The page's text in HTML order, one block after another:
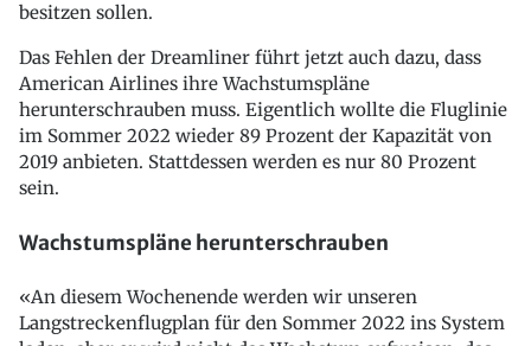
besitzen sollen.
Das Fehlen der Dreamliner führt jetzt auch dazu, dass
American Airlines ihre Wachstumspläne
herunterschrauben muss. Eigentlich wollte die Fluglinie
im Sommer 2022 wieder 89 Prozent der Kapazität von
2019 anbieten. Stattdessen werden es nur 80 Prozent
sein.
Wachstumspläne herunterschrauben
«An diesem Wochenende werden wir unseren
Langstreckenflugplan für den Sommer 2022 ins System